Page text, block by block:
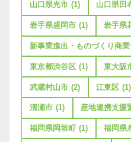
山口県光市 (1) 山口県田
岩手県盛岡市 (1) 岩手県
新事業進出・ものづくり商
東京都渋谷区 (1) 東大阪
武蔵村山市 (2) 江東区 (1)
清瀬市 (1) 産地連携支援
福岡県岡垣町 (1) 福岡県